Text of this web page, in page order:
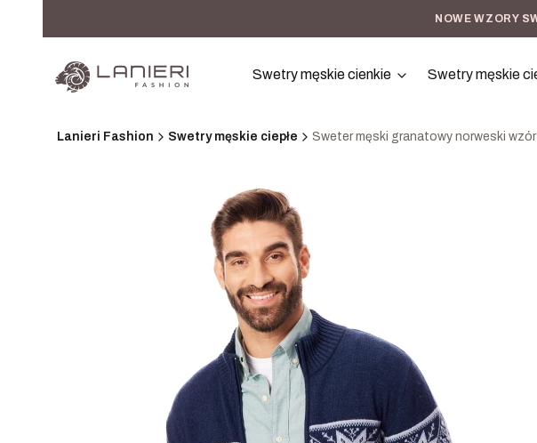
NOWE WZORY
Swetry męskie cienkie Swetry męskie
Lanieri Fashion Swetry męskie ciepłe Sweter męski granatowy norweski